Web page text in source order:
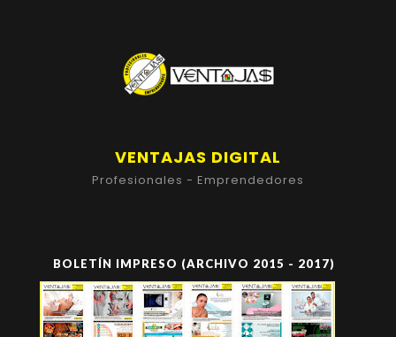
VENTAJAS DIGITAL
Profesionales - Emprendedores
BOLETÍN IMPRESO (ARCHIVO 2015 - 2017)